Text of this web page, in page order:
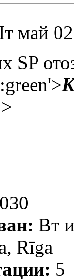
май
SP
Вт
Rīga
5